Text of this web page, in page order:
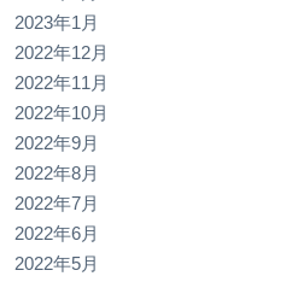
2023年1月
2022年12月
2022年11月
2022年10月
2022年9月
2022年8月
2022年7月
2022年6月
2022年5月